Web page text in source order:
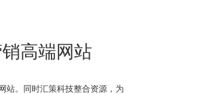
高端网站
站。同时汇策科技整合资源，为